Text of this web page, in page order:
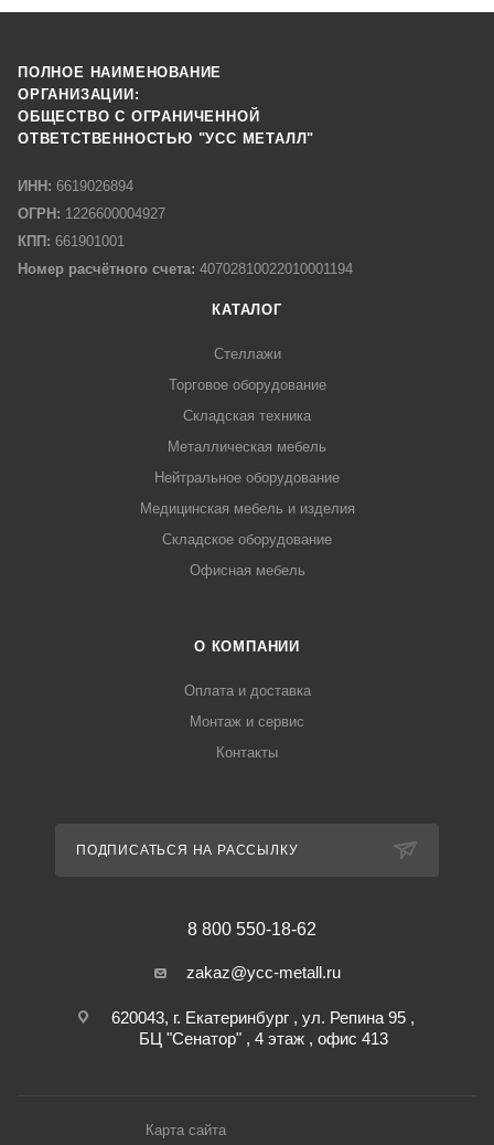
ПОЛНОЕ НАИМЕНОВАНИЕ
ОРГАНИЗАЦИИ:
ОБЩЕСТВО С ОГРАНИЧЕННОЙ
ОТВЕТСТВЕННОСТЬЮ "УСС МЕТАЛЛ"
ИНН: 6619026894
ОГРН: 1226600004927
КПП: 661901001
Номер расчётного счета: 40702810022010001194
КАТАЛОГ
Стеллажи
Торговое оборудование
Складская техника
Металлическая мебель
Нейтральное оборудование
Медицинская мебель и изделия
Складское оборудование
Офисная мебель
О КОМПАНИИ
Оплата и доставка
Монтаж и сервис
Контакты
ПОДПИСАТЬСЯ НА РАССЫЛКУ
8 800 550-18-62
zakaz@ycc-metall.ru
620043, г. Екатеринбург , ул. Репина 95 ,
БЦ "Сенатор" , 4 этаж , офис 413
Карта сайта